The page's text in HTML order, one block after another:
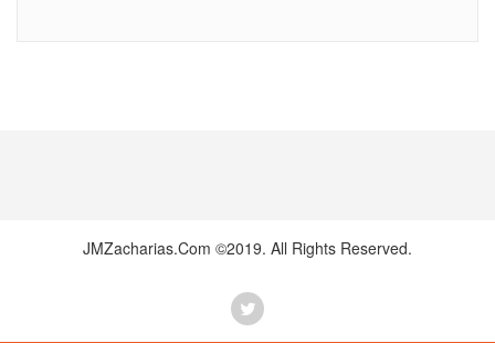
JMZacharias.Com ©2019. All Rights Reserved.